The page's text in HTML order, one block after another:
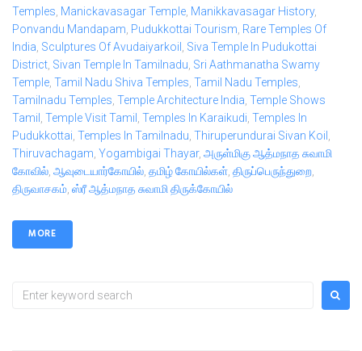
Temples, Manickavasagar Temple, Manikkavasagar History,
Ponvandu Mandapam, Pudukkottai Tourism, Rare Temples Of
India, Sculptures Of Avudaiyarkoil , Siva Temple In Pudukottai
District, Sivan Temple In Tamilnadu, Sri Aathmanatha Swamy
Temple, Tamil Nadu Shiva Temples, Tamil Nadu Temples,
Tamilnadu Temples, Temple Architecture India, Temple Shows
Tamil , Temple Visit Tamil , Temples In Karaikudi, Temples In
Pudukkottai, Temples In Tamilnadu, Thiruperundurai Sivan Koil ,
Thiruvachagam, Yogambigai Thayar, அருள்மிகு ஆத்மநாத சுவாமி
கோவில், ஆவுடையார்கோயில், தமிழ் கோயில்கள், திருப்பெருந்துறை,
திருவாசகம், ஸ்ரீ ஆத்மநாத சுவாமி திருக்கோயில்
MORE